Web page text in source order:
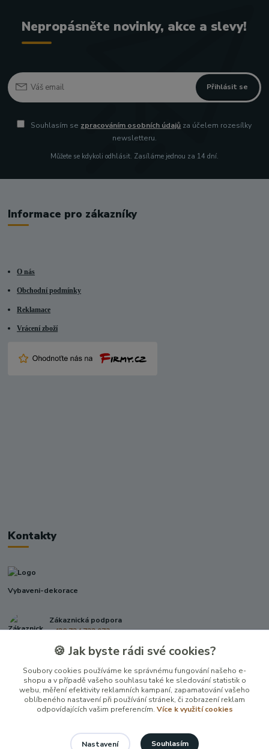
Nepropásněte novinky, akce a slevy!
Přihlásit se
Souhlasím se zpracováním osobních údajů za účelem rozesílky
newsletteru.
Můžete se kdykoli odhlásit. Zasíláme jednou za 14 dní.
Informace pro zákazníky
O nás
Obchodní podmínky
Reklamace
Vrácení zboží
Kontakty
Vybaveni-dekorace
Zákaznická podpora
+420 724 722 973
info@vybaveni-dekorace.cz
🍪 Jak byste rádi své cookies?
Soubory cookies používáme ke správnému fungování našeho e-
shopu a v případě vašeho souhlasu také ke sledování statistik o
webu, měření efektivity reklamních kampaní, zapamatování vašeho
oblíbeného nastavení při používání stránek, či zobrazení reklam
odpovídajících vašim preferencím. Více k využití cookies
Nastavení Souhlasím